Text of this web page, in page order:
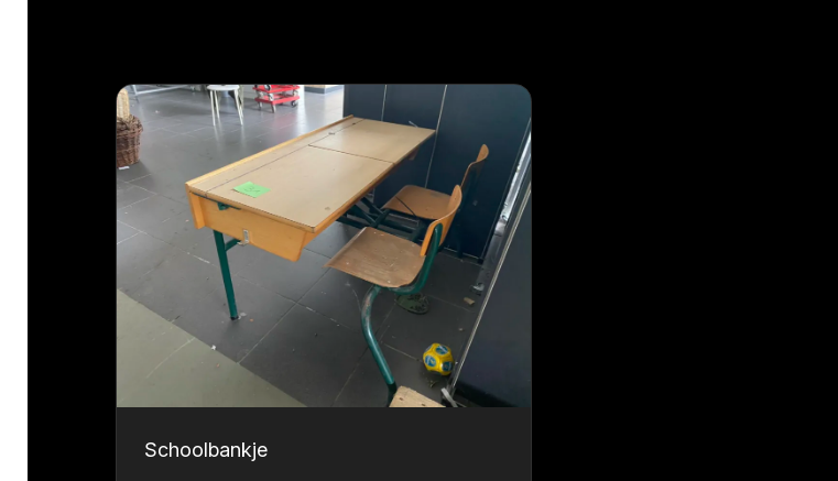
Schoolbankje